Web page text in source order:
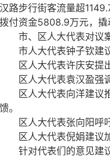
汉路步行街客流量超
拨付资金5808.9万元，撬
市、区人大代表对议
市人大代表钟子钦建
区人大代表许庆安提
区人大代表袁汉盈强
区人大代表向洋建议
馈。
区人大代表张向阳呼
区人大代表倪娟建议
针对代表们的意见建